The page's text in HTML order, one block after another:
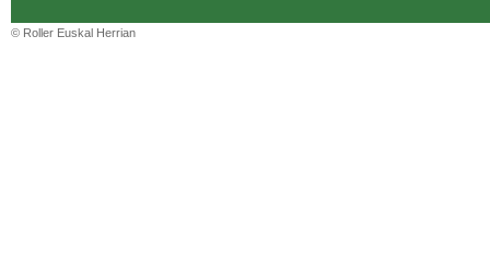
© Roller Euskal Herrian